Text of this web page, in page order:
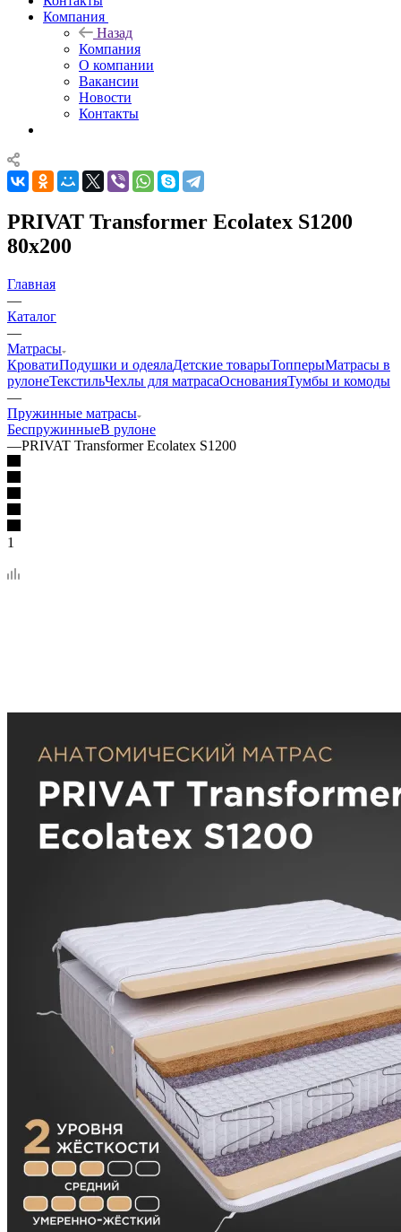
Компания
Назад
Компания
О компании
Вакансии
Новости
Контакты
PRIVAT Transformer Ecolatex S1200
80x200
Главная
—
Каталог
—
Матрасы
КроватиПодушки и одеялаДетские товарыТопперыМатрасы в
рулонеТекстильЧехлы для матрасаОснованияТумбы и комоды
—
Пружинные матрасы
БеспружинныеВ рулоне
—PRIVAT Transformer Ecolatex S1200
1